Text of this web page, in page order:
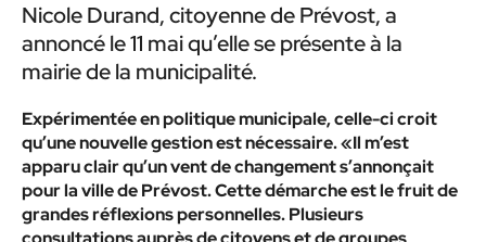
Nicole Durand, citoyenne de Prévost, a
annoncé le 11 mai qu’elle se présente à la
mairie de la municipalité.
Expérimentée en politique municipale, celle-ci croit
qu’une nouvelle gestion est nécessaire. «Il m’est
apparu clair qu’un vent de changement s’annonçait
pour la ville de Prévost. Cette démarche est le fruit de
grandes réflexions personnelles. Plusieurs